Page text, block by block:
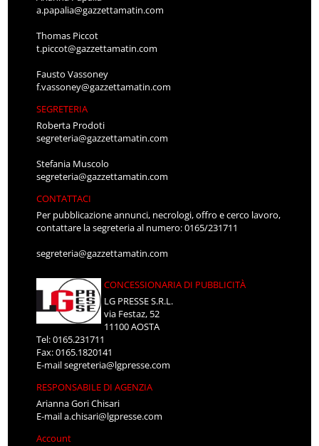
a.papalia@gazzettamatin.com
Thomas Piccot
t.piccot@gazzettamatin.com
Fausto Vassoney
f.vassoney@gazzettamatin.com
SEGRETERIA
Roberta Prodoti
segreteria@gazzettamatin.com
Stefania Muscolo
segreteria@gazzettamatin.com
CONTATTACI
Per pubblicazione annunci, necrologi, offro e cerco lavoro,
contattare la segreteria al numero: 0165/231711
segreteria@gazzettamatin.com
CONCESSIONARIA DI PUBBLICITÀ
LG PRESSE S.R.L.
via Festaz, 52
11100 AOSTA
Tel: 0165.231711
Fax: 0165.1820141
E-mailsegreteria@lgpresse.com
RESPONSABILE DI AGENZIA
Arianna Gori Chisari
E-maila.chisari@lgpresse.com
Account